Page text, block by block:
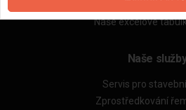
Naše excelové
Naše
Servis pro
Zprostředkování